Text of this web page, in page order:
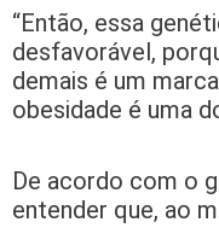
“Então, essa
desfavorável,
demais é um
obesidade é uma
De acordo com o
entender que, ao